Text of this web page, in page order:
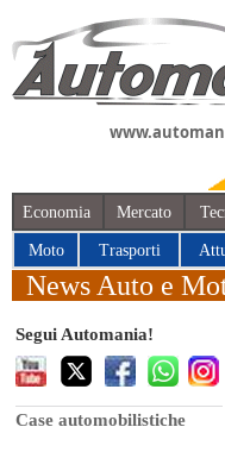
Economia Mercato
Moto Trasporti
News Auto e
Segui Automania!
Case automobilistiche